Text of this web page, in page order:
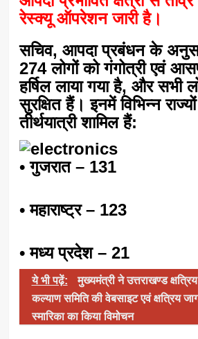
रेस्क्यू ऑपरेशन जारी है।
सचिव, आपदा प्रबंधन के
274 लोगों को गंगोत्री एवं
हर्षिल लाया गया है, और सभी
सुरक्षित हैं। इनमें विभिन्न
तीर्थयात्री शामिल हैं:
• गुजरात – 131
• महाराष्ट्र – 123
• मध्य प्रदेश – 21
ये भी पढ़ें:
मुख्यमंत्री ने उत्तराखण्ड क्षत्रिय
कल्याण समिति की वेबसाइट एवं क्षत्रिय
स्मारिका का किया विमोचन